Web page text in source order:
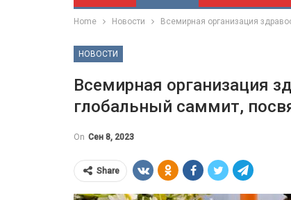
Home Новости Всемирная организация
НОВОСТИ
Всемирная организация
глобальный саммит,
On Сен 8, 2023
Share